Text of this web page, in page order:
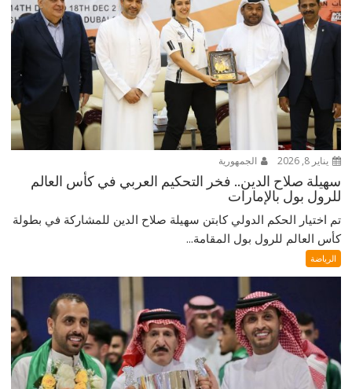
يناير 8, 2026 الجمهورية
سهيلة صلاح الدين.. فخر التحكيم العربي في كأس العالم
للرول بول بالإمارات
تم اختيار الحكم الدولي كابتن سهيلة صلاح الدين للمشاركة في بطولة
كأس العالم للرول بول المقامة...
الرياضة